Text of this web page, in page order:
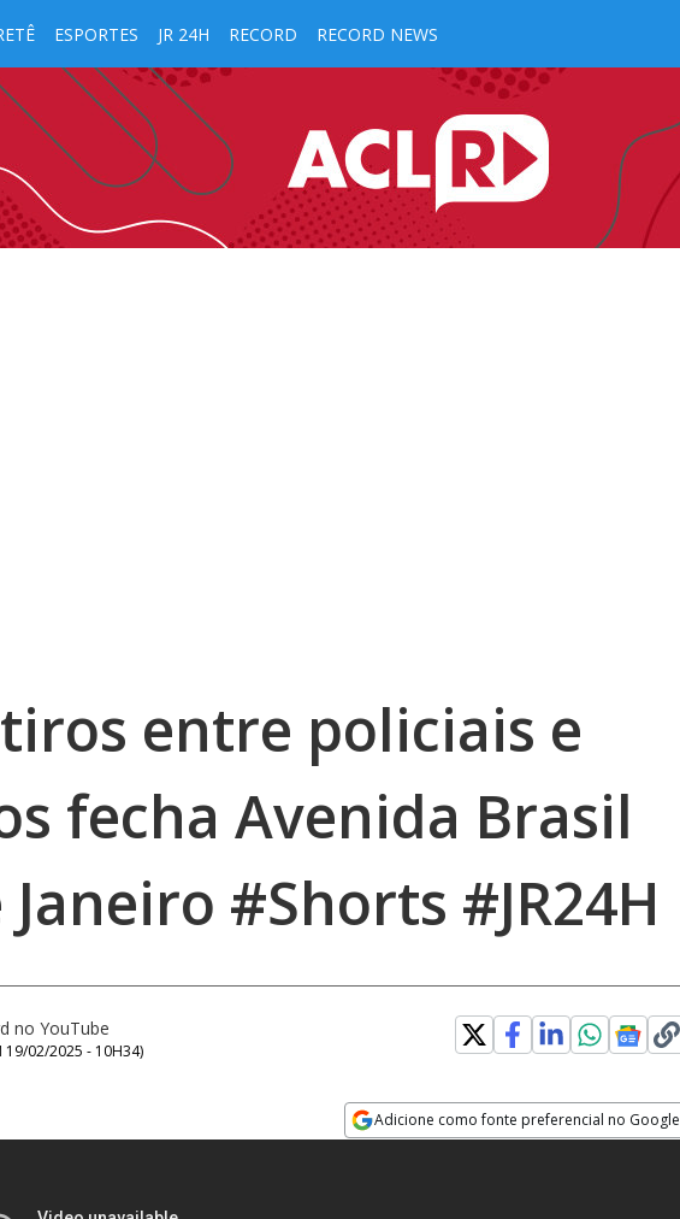
ESPORTES JR 24H RECORD RECORD NEWS
entre policiais e
fecha Avenida Brasil
#Shorts #JR24H
no YouTube
19/02/2025 - 10H34)
Adicione como fonte preferencial no Google